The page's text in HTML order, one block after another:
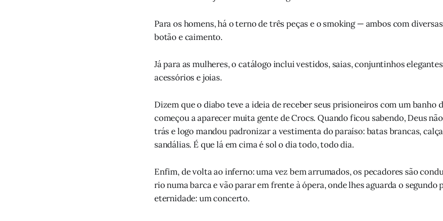
Para os homens, há o terno de três peças e o smoking — ambos com
botão e caimento.
Já para as mulheres, o catálogo inclui vestidos, saias, conjuntinhos
acessórios e joias.
Dizem que o diabo teve a ideia de receber seus prisioneiros com um banho
começou a aparecer muita gente de Crocs. Quando ficou sabendo, Deus
trás e logo mandou padronizar a vestimenta do paraíso: batas brancas,
sandálias. É que lá em cima é sol o dia todo, todo dia.
Enfim, de volta ao inferno: uma vez bem arrumados, os pecadores são
rio numa barca e vão parar em frente à ópera, onde lhes aguarda o segundo
eternidade: um concerto.